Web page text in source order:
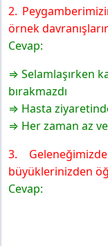
2.
örnek
Cevap:
⇒ Selamlaşırken
bırakmazdı
⇒ Hasta
⇒ Her zaman az
3.
büyüklerinizden
Cevap: